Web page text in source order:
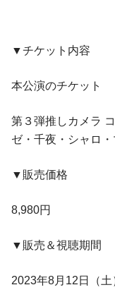
▼チケット内容
本公演のチケット
第３弾推しカメラ
ゼ・千夜・シャロ・
▼販売価格
8,980円
▼販売＆視聴期間
2023年8⽉12⽇（